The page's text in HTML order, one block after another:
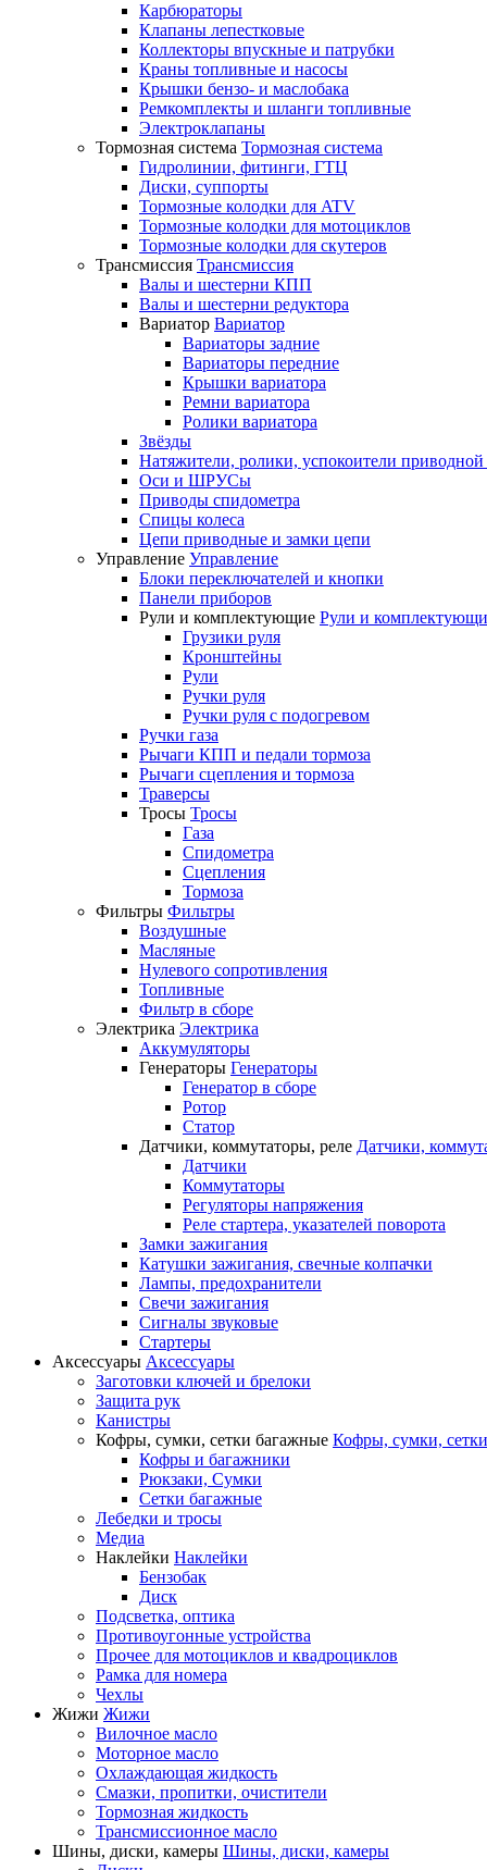
Карбюраторы
Клапаны лепестковые
Коллекторы впускные и патрубки
Краны топливные и насосы
Крышки бензо- и маслобака
Ремкомплекты и шланги топливные
Электроклапаны
Тормозная система Тормозная система
Гидролинии, фитинги, ГТЦ
Диски, суппорты
Тормозные колодки для ATV
Тормозные колодки для мотоциклов
Тормозные колодки для скутеров
Трансмиссия Трансмиссия
Валы и шестерни КПП
Валы и шестерни редуктора
Вариатор Вариатор
Вариаторы задние
Вариаторы передние
Крышки вариатора
Ремни вариатора
Ролики вариатора
Звёзды
Натяжители, ролики, успокоители
Оси и ШРУСы
Приводы спидометра
Спицы колеса
Цепи приводные и замки цепи
Управление Управление
Блоки переключателей и кнопки
Панели приборов
Рули и комплектующие Рули и
Грузики руля
Кронштейны
Рули
Ручки руля
Ручки руля с подогревом
Ручки газа
Рычаги КПП и педали тормоза
Рычаги сцепления и тормоза
Траверсы
Тросы Тросы
Газа
Спидометра
Сцепления
Тормоза
Фильтры Фильтры
Воздушные
Масляные
Нулевого сопротивления
Топливные
Фильтр в сборе
Электрика Электрика
Аккумуляторы
Генераторы Генераторы
Генератор в сборе
Ротор
Статор
Датчики, коммутаторы, реле Датчики,
Датчики
Коммутаторы
Регуляторы напряжения
Реле стартера, указателей поворота
Замки зажигания
Катушки зажигания, свечные колпачки
Лампы, предохранители
Свечи зажигания
Сигналы звуковые
Стартеры
Аксессуары Аксессуары
Заготовки ключей и брелоки
Защита рук
Канистры
Кофры, сумки, сетки багажные Кофры, сумки,
Кофры и багажники
Рюкзаки, Сумки
Сетки багажные
Лебедки и тросы
Медиа
Наклейки Наклейки
Бензобак
Диск
Подсветка, оптика
Противоугонные устройства
Прочее для мотоциклов и квадроциклов
Рамка для номера
Чехлы
Жижи Жижи
Вилочное масло
Моторное масло
Охлаждающая жидкость
Смазки, пропитки, очистители
Тормозная жидкость
Трансмиссионное масло
Шины, диски, камеры Шины, диски, камеры